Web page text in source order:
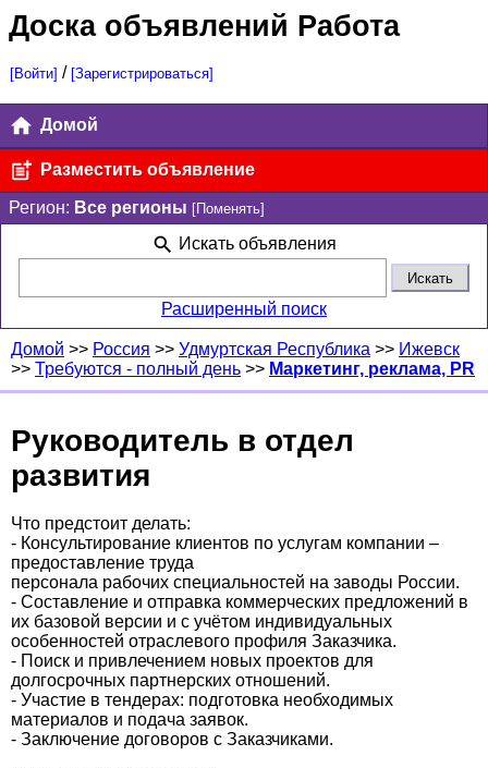
Доска объявлений Работа
[Войти] / [Зарегистрироваться]
Домой
Разместить объявление
Регион: Все регионы [Поменять]
Искать объявления
Расширенный поиск
Домой >> Россия >> Удмуртская Республика >> Ижевск
>> Требуются - полный день >> Маркетинг, реклама, PR
Руководитель в отдел
развития
Что предстоит делать:
- Консультирование клиентов по услугам компании –
предоставление труда
персонала рабочих специальностей на заводы России.
- Составление и отправка коммерческих предложений в
их базовой версии и с учётом индивидуальных
особенностей отраслевого профиля Заказчика.
- Поиск и привлечением новых проектов для
долгосрочных партнерских отношений.
- Участие в тендерах: подготовка необходимых
материалов и подача заявок.
- Заключение договоров с Заказчиками.